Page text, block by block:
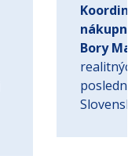
Bory Mall